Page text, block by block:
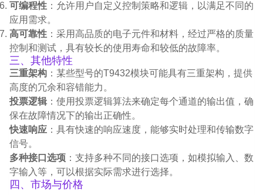
可编程性 ：允许用户自定义控制策略和逻辑，以满足不同的
应用需求。
高可靠性 ：采用高品质的电子元件和材料，经过严格的质量
控制和测试，具有较长的使用寿命和较低的故障率。
三、其他特性
三重架构 ：某些型号的T9432模块可能具有三重架构，提供
高度的冗余和容错能力。
投票逻辑 ：使用投票逻辑算法来确定每个通道的输出值，确
保在故障情况下的输出正确性。
快速响应 ：具有快速的响应速度，能够实时处理和传输数字
信号。
多种接口选项 ：支持多种不同的接口选项，如模拟输入、数
字输入等，可以根据实际需求进行选择。
四、市场与价格